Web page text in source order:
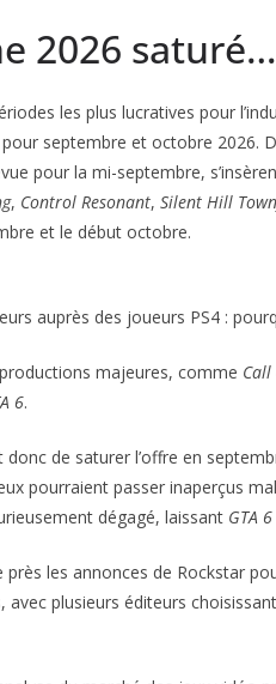
2026
les plus lucratives pour
septembre et octobre 2026.
pour la mi-septembre,
, Control Resonant, Silent Hill
et le début octobre.
auprès des joueurs PS4 :
majeures, comme
6.
de saturer l’offre en
pourraient passer inaperçus
dégagé, laissant GTA 6
près les annonces de Rockstar
plusieurs éditeurs